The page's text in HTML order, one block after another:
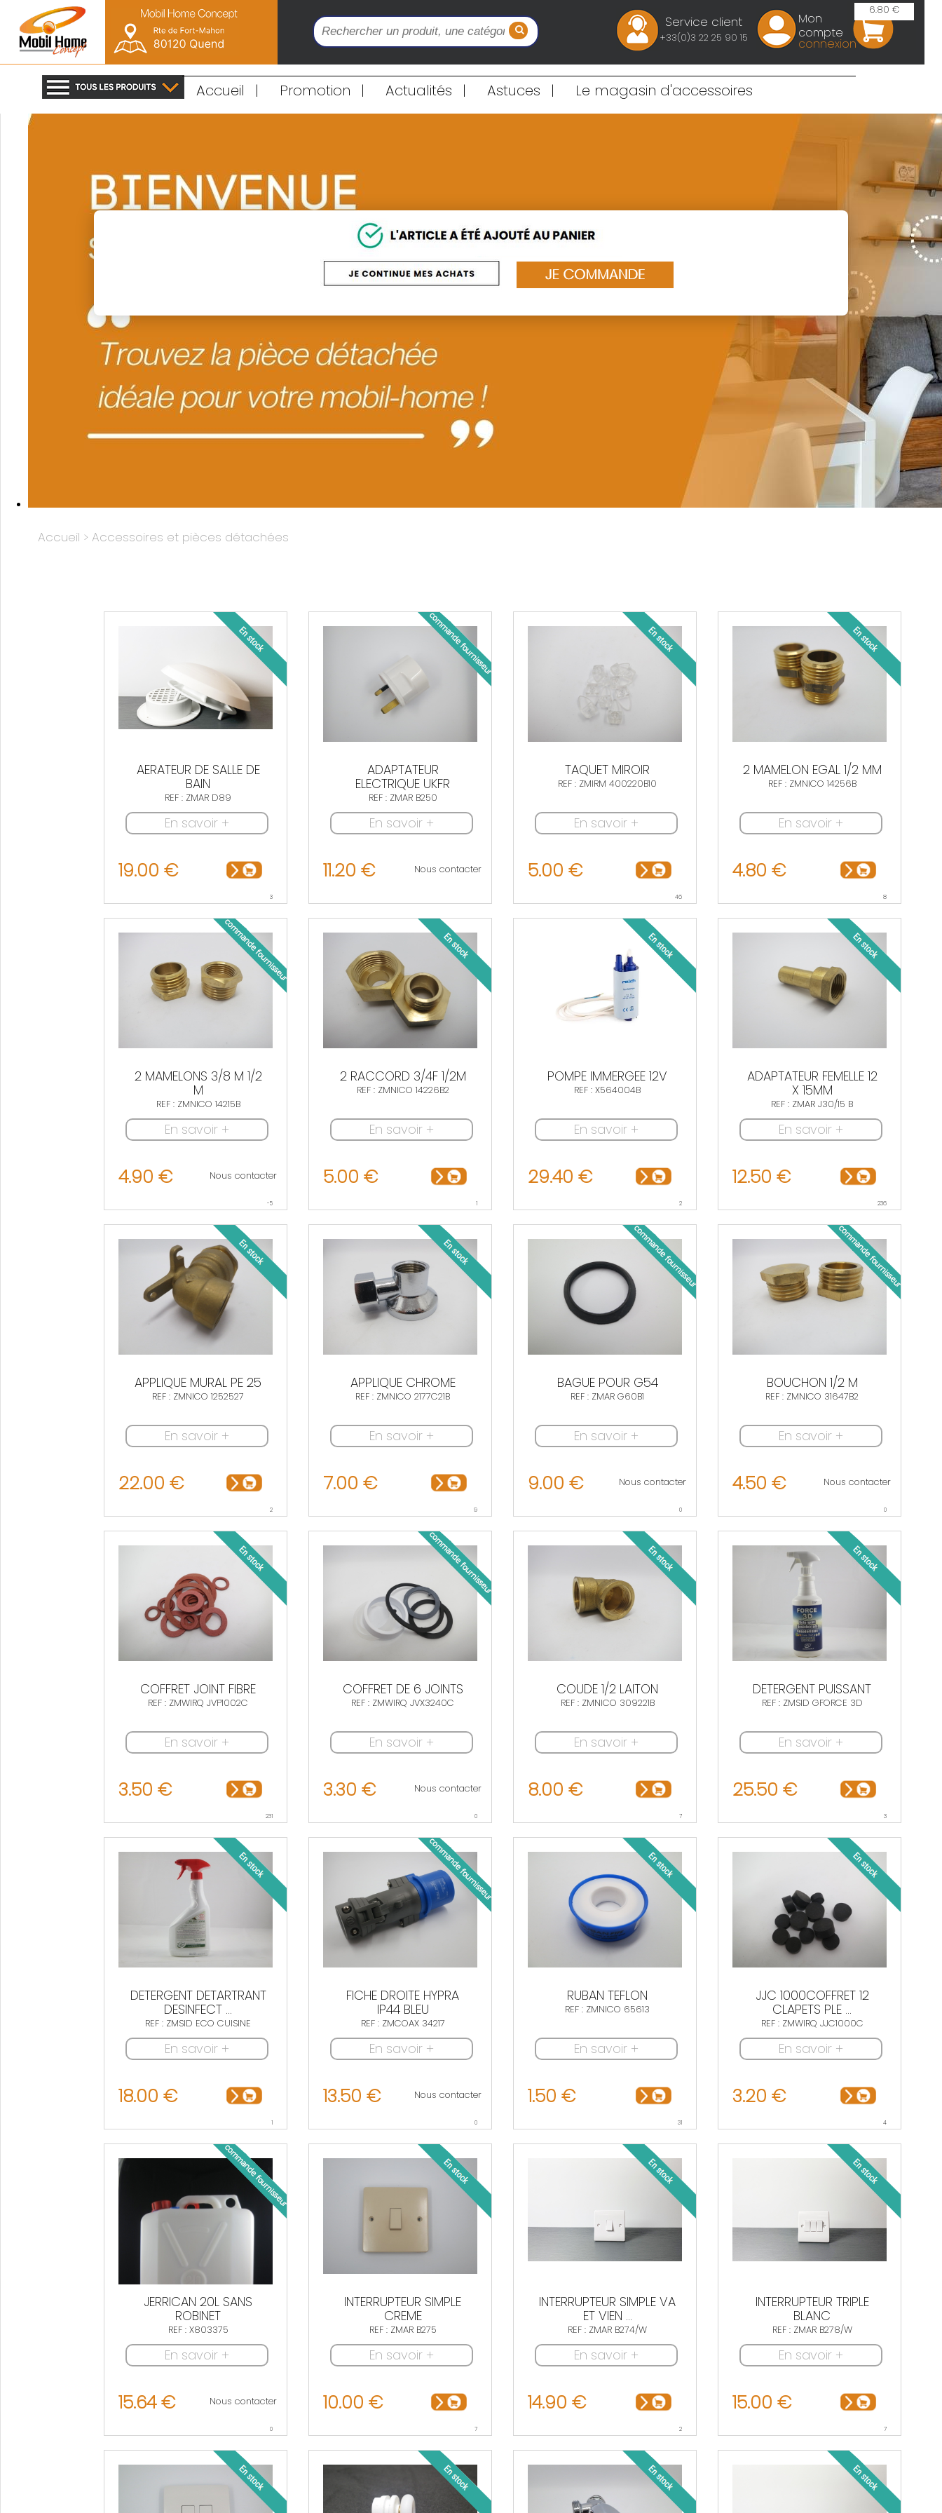
Service client
+33(0)3 22 25 90 15
Mon
compte
connexion
6.80 €
Accueil | Promotion | Actualités | Astuces | Le magasin d'accessoires
Accueil > Accessoires et pièces détachées
AERATEUR DE SALLE DE
BAIN
REF : ZMAR D89
En savoir +
19.00 €
3
ADAPTATEUR
ELECTRIQUE UKFR
REF : ZMAR B250
En savoir +
11.20 € Nous contacter
TAQUET MIROIR
REF : ZMIRM 400220B10
En savoir +
5.00 €
46
2 MAMELON EGAL 1/2 MM
REF : ZMNICO 14256B
En savoir +
4.80 €
8
2 MAMELONS 3/8 M 1/2
M
REF : ZMNICO 14215B
En savoir +
4.90 € Nous contacter
-5
2 RACCORD 3/4F 1/2M
REF : ZMNICO 14226B2
En savoir +
5.00 €
1
POMPE IMMERGEE 12V
REF : X564004B
En savoir +
29.40 €
2
ADAPTATEUR FEMELLE 12
X 15MM
REF : ZMAR J30/15 B
En savoir +
12.50 €
236
APPLIQUE MURAL PE 25
REF : ZMNICO 1252527
En savoir +
22.00 €
2
APPLIQUE CHROME
REF : ZMNICO 2177C21B
En savoir +
7.00 €
9
BAGUE POUR G54
REF : ZMAR G60B1
En savoir +
9.00 € Nous contacter
0
BOUCHON 1/2 M
REF : ZMNICO 31647B2
En savoir +
4.50 € Nous contacter
0
COFFRET JOINT FIBRE
REF : ZMWIRQ JVP1002C
En savoir +
3.50 €
231
COFFRET DE 6 JOINTS
REF : ZMWIRQ JVX3240C
En savoir +
3.30 € Nous contacter
0
COUDE 1/2 LAITON
REF : ZMNICO 309221B
En savoir +
8.00 €
7
DETERGENT PUISSANT
REF : ZMSID GFORCE 3D
En savoir +
25.50 €
3
DETERGENT DETARTRANT
DESINFECT ...
REF : ZMSID ECO CUISINE
En savoir +
18.00 €
1
FICHE DROITE HYPRA
IP44 BLEU
REF : ZMCOAX 34217
En savoir +
13.50 € Nous contacter
0
RUBAN TEFLON
REF : ZMNICO 65613
En savoir +
1.50 €
31
JJC 1000COFFRET 12
CLAPETS PLE ...
REF : ZMWIRQ JJC1000C
En savoir +
3.20 €
4
JERRICAN 20L SANS
ROBINET
REF : X803375
En savoir +
15.64 € Nous contacter
0
INTERRUPTEUR SIMPLE
CREME
REF : ZMAR B275
En savoir +
10.00 €
7
INTERRUPTEUR SIMPLE VA
ET VIEN ...
REF : ZMAR B274/W
En savoir +
14.90 €
2
INTERRUPTEUR TRIPLE
BLANC
REF : ZMAR B278/W
En savoir +
15.00 €
7